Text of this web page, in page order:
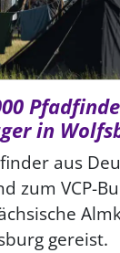
in
aus
zum VCP-
gereist.